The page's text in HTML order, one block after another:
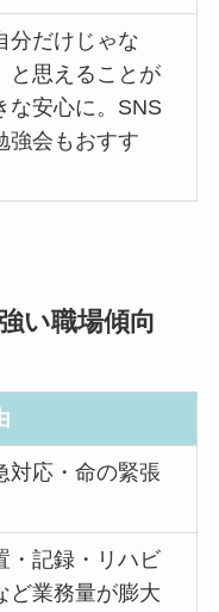
分だけじゃな
と思えることが
な安心に。SNS
強会もおすす
い職場傾向
対応・命の緊張
・記録・リハビ
ど業務量が膨大